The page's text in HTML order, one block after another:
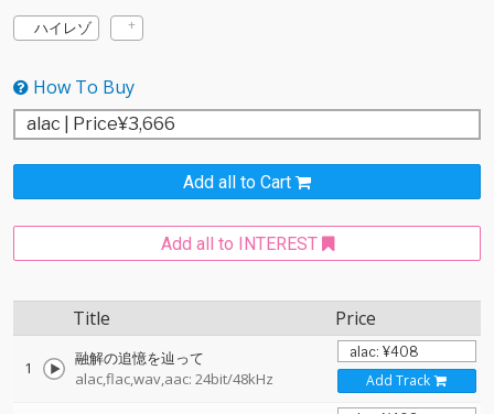
ハイレゾ
How To Buy
Add all to Cart
Add all to INTEREST
Title Price
1
融解の追憶を辿って
alac,flac,wav,aac: 24bit/48kHz
Add Track